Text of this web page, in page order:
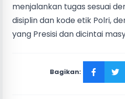
menjalankan tugas sesuai
disiplin dan kode etik Polri,
yang Presisi dan dicintai
Bagikan: